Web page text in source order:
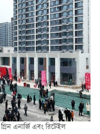
এনার্জি এবং রিটেইল